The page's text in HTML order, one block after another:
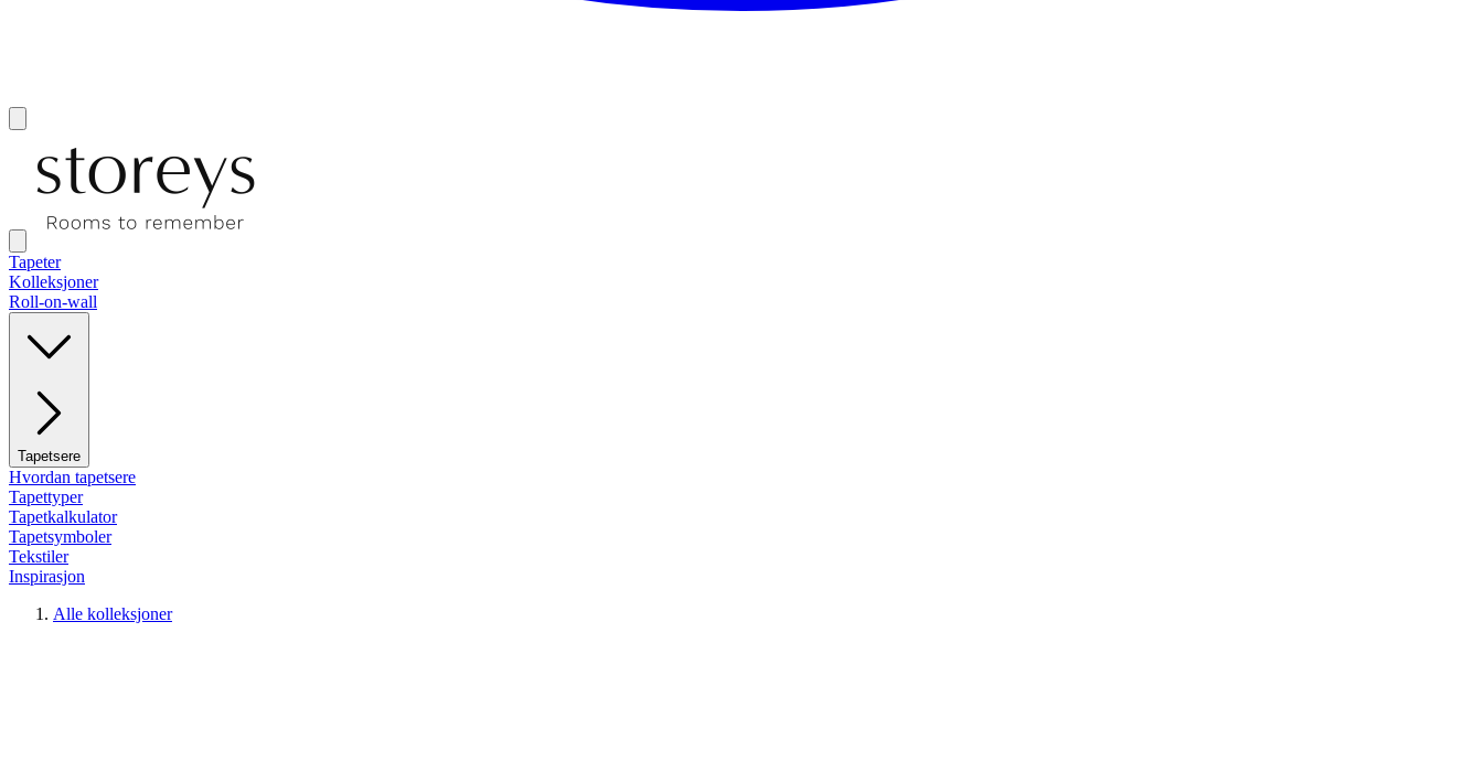
Tapeter
Kolleksjoner
Roll-on-wall
Tapetsere
Hvordan tapetsere
Tapettyper
Tapetkalkulator
Tapetsymboler
Tekstiler
Inspirasjon
Alle kolleksjoner